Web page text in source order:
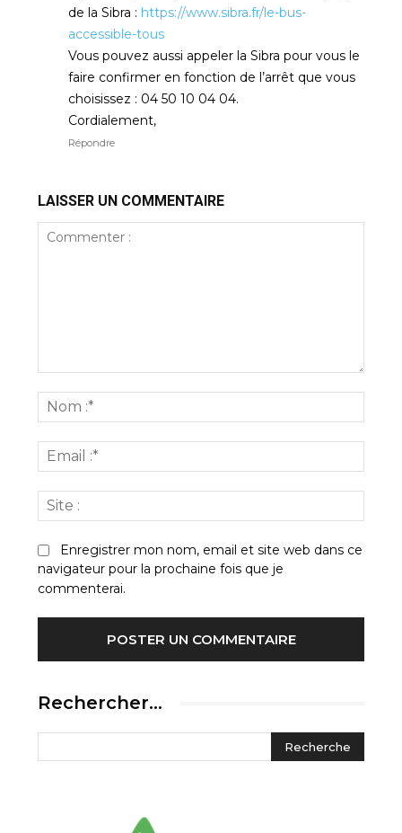
de la Sibra : https://www.sibra.fr/le-bus-
accessible-tous
Vous pouvez aussi appeler la Sibra pour vous le
faire confirmer en fonction de l’arrêt que vous
choisissez : 04 50 10 04 04.
Cordialement,
Répondre
LAISSER UN COMMENTAIRE
:*
:*
:
Enregistrer mon nom, email et site web dans ce
navigateur pour la prochaine fois que je
commenterai.
Rechercher…